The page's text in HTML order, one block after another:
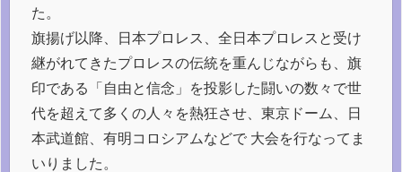
た。
旗揚げ以降、日本プロレス、全日本プロレスと受け
継がれてきたプロレスの伝統を重んじながらも、旗
印である「自由と信念」を投影した闘いの数々で世
代を超えて多くの人々を熱狂させ、東京ドーム、日
本武道館、有明コロシアムなどで 大会を行なってま
いりました。